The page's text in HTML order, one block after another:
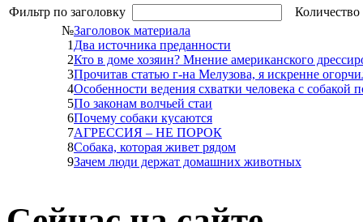
Фильтр по заголовку
№Заголовок материала
1 Два источника преданности
2Кто в доме хозяин? Мнение американского
3Прочитав статью г-на Мелузова, я искренне
4Особенности ведения схватки человека с собакой
5По законам волчьей стаи
6Почему собаки кусаются
7АГРЕССИЯ – НЕ ПОРОК
8Собака, которая живет рядом
9Зачем люди держат домашних животных